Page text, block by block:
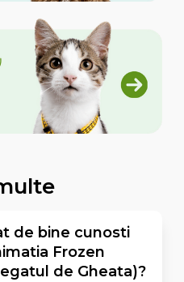
de bine cunosti
Frozen
de Gheata)?